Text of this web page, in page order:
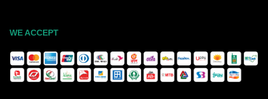
WE ACCEPT